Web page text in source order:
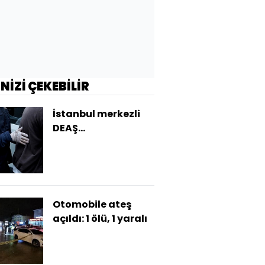
ÇEKEBİLİR
İstanbul merkezli
DEAŞ
Otomobile ateş
açıldı: 1 ölü, 1 yaralı